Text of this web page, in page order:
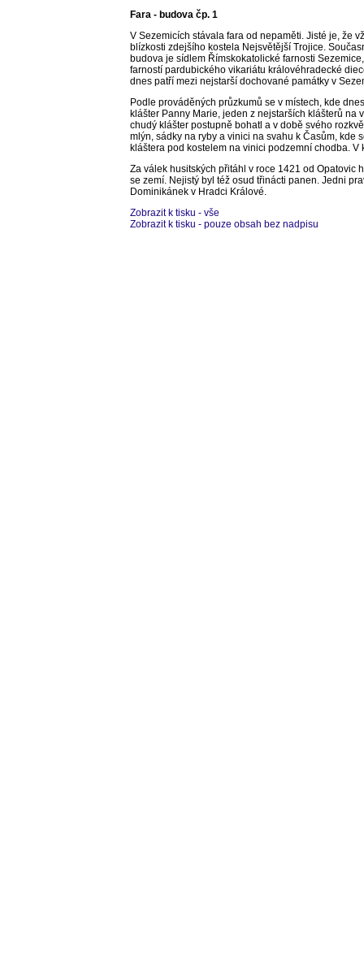
Fara - budova čp. 1
V Sezemicích stávala fara od nepaměti. Jisté je, že
blízkosti zdejšího kostela Nejsvětější Trojice.
budova je sídlem Římskokatolické farnosti
farností pardubického vikariátu královéhradecké
dnes patří mezi nejstarší dochované památky v
Podle prováděných průzkumů se v místech, kde
klášter Panny Marie, jeden z nejstarších klášterů
chudý klášter postupně bohatl a v době svého
mlýn, sádky na ryby a vinici na svahu k Časům,
kláštera pod kostelem na vinici podzemní chodba.
Za válek husitských přitáhl v roce 1421 od Opatovic
se zemí. Nejistý byl též osud třinácti panen. Jedni
Dominikánek v Hradci Králové.
Zobrazit k tisku - vše
Zobrazit k tisku - pouze obsah bez nadpisu